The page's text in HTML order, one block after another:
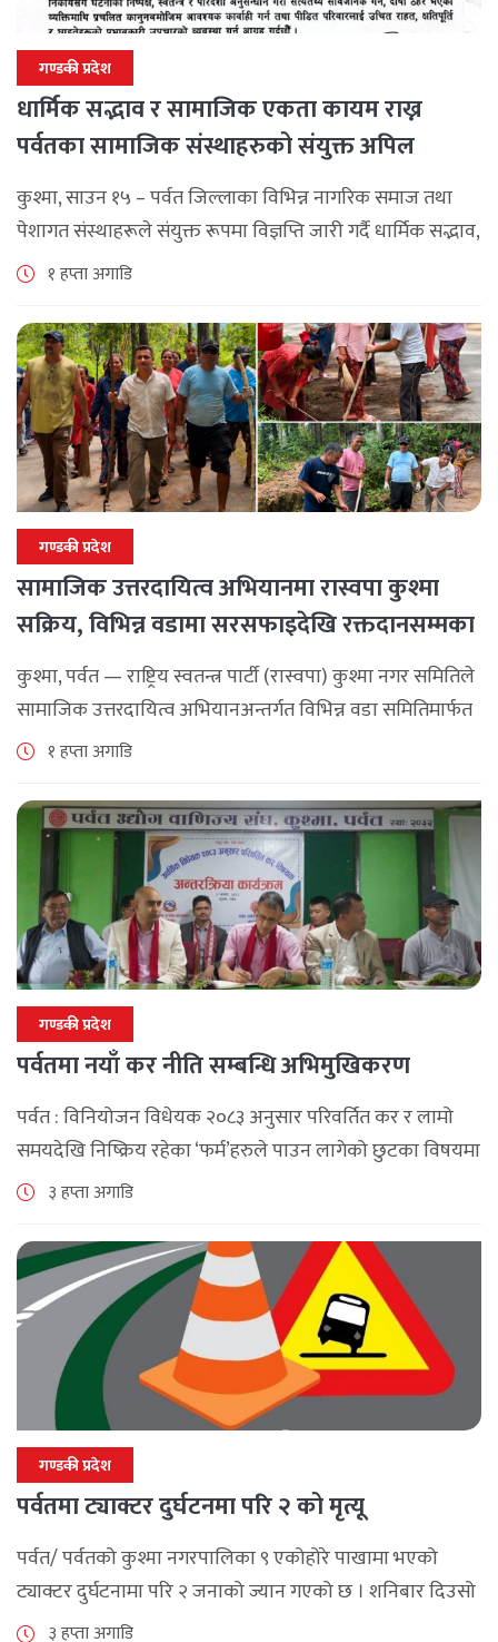
गण्डकी प्रदेश
धार्मिक सद्भाव र सामाजिक एकता कायम राख्न
पर्वतका सामाजिक संस्थाहरुको संयुक्त अपिल
कुश्मा, साउन १५ – पर्वत जिल्लाका विभिन्न नागरिक समाज तथा
पेशागत संस्थाहरूले संयुक्त रूपमा विज्ञप्ति जारी गर्दै धार्मिक सद्भाव,
सामाजिक एकता र कानुनी शासन कायम राख्न सबै पक्षलाई संयमता
१ हप्ता अगाडि
गण्डकी प्रदेश
सामाजिक उत्तरदायित्व अभियानमा रास्वपा कुश्मा
सक्रिय, विभिन्न वडामा सरसफाइदेखि रक्तदानसम्मका
कार्यक्रम
कुश्मा, पर्वत — राष्ट्रिय स्वतन्त्र पार्टी (रास्वपा) कुश्मा नगर समितिले
सामाजिक उत्तरदायित्व अभियानअन्तर्गत विभिन्न वडा समितिमार्फत
समुदाय केन्द्रित र सेवामूलक कार्यक्रम सञ्चालन गरिरहेको जनाएको
१ हप्ता अगाडि
गण्डकी प्रदेश
पर्वतमा नयाँ कर नीति सम्बन्धि अभिमुखिकरण
पर्वत : विनियोजन विधेयक २०८३ अनुसार परिवर्तित कर र लामो
समयदेखि निष्क्रिय रहेका ‘फर्म’हरुले पाउन लागेको छुटका विषयमा
पर्वतमा अन्तरक्रिया भएको छ , आन्तरिक राजश्व कार्यालय बागलुङ
३ हप्ता अगाडि
गण्डकी प्रदेश
पर्वतमा ट्याक्टर दुर्घटनमा परि २ को मृत्यू
पर्वत/ पर्वतको कुश्मा नगरपालिका ९ एकोहोरे पाखामा भएको
ट्याक्टर दुर्घटनामा परि २ जनाको ज्यान गएको छ । शनिबार दिउसो
दोबिल्ला देखि फलेवास तर्फ जाँदै गरेको ध १ त ७२७३ नम्मरको [...]
३ हप्ता अगाडि